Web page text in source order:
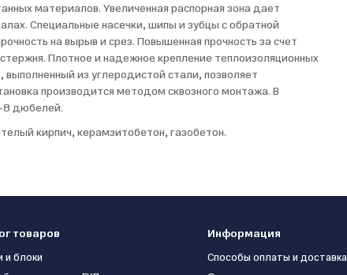
материалов. Увеличенная распорная зона дает
Специальные насечки, шипы и зубцы с обратной
на вырыв и срез. Повышенная прочность за счет
Плотное и надежное крепление теплоизоляционных
из углеродистой стали, позволяет
производится методом сквозного монтажа. В
8 дюбелей.
кирпич, керамзитобетон, газобетон.
товаров
и блоки
Информация
Способы оплаты и доставка